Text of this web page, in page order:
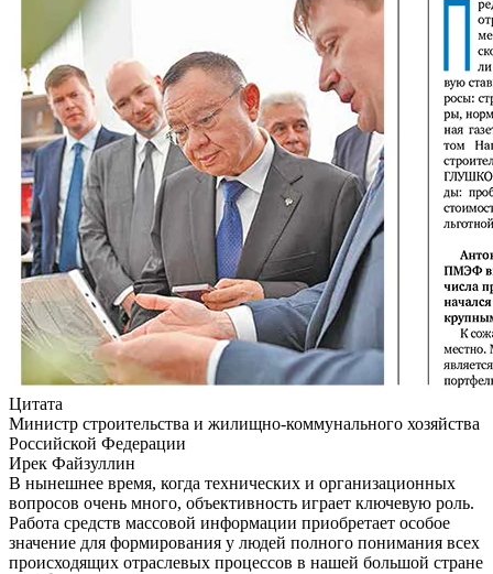
Цитата
Министр строительства и жилищно-коммунального хозяйства
Российской Федерации
Ирек Файзуллин
В нынешнее время, когда технических и организационных
вопросов очень много, объективность играет ключевую роль.
Работа средств массовой информации приобретает особое
значение для формирования у людей полного понимания всех
происходящих отраслевых процессов в нашей большой стране